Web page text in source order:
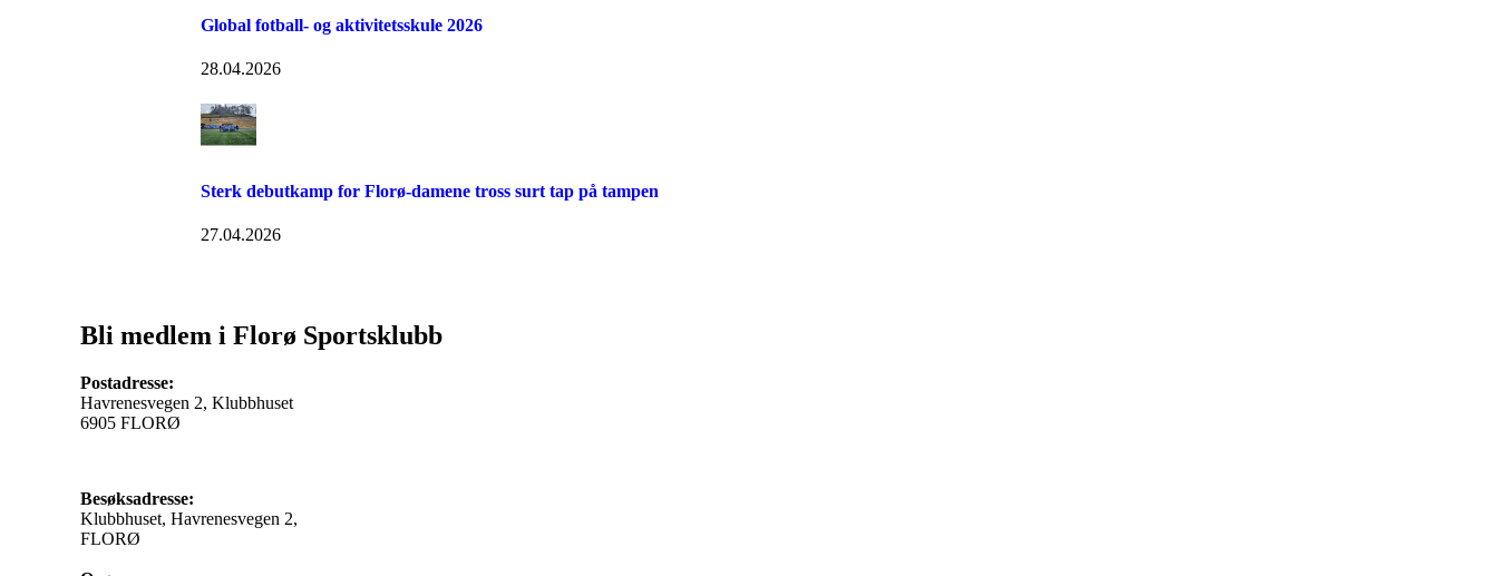
Global fotball- og aktivitetsskule 2026
28.04.2026
Sterk debutkamp for Florø-damene tross surt tap på tampen
27.04.2026
Bli medlem i Florø Sportsklubb
Postadresse:
Havrenesvegen 2, Klubbhuset
6905 FLORØ
Besøksadresse:
Klubbhuset, Havrenesvegen 2,
FLORØ